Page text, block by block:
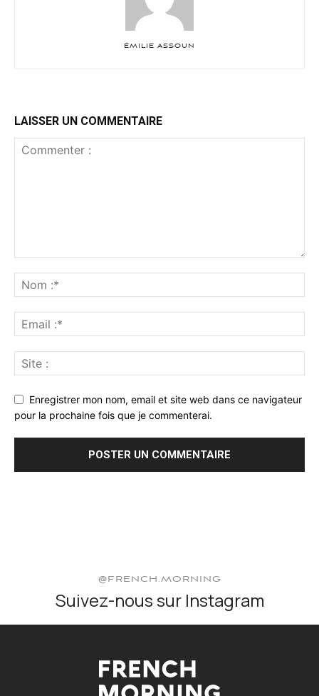
ÉMILIE ASSOUN
LAISSER UN COMMENTAIRE
Enregistrer mon nom, email et site web dans ce navigateur
pour la prochaine fois que je commenterai.
@FRENCH.MORNING
Suivez-nous sur Instagram